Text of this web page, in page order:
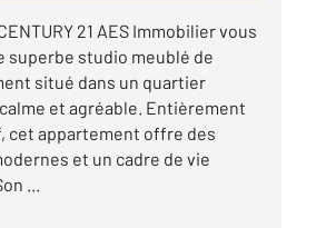
21 AES Immobilier vous
superbe studio meublé de
situé dans un quartier
et agréable. Entièrement
cet appartement offre des
et un cadre de vie
...